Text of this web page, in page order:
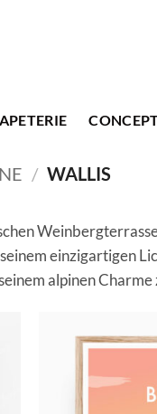
/ WALLIS
einzigartigen
alpinen Charme